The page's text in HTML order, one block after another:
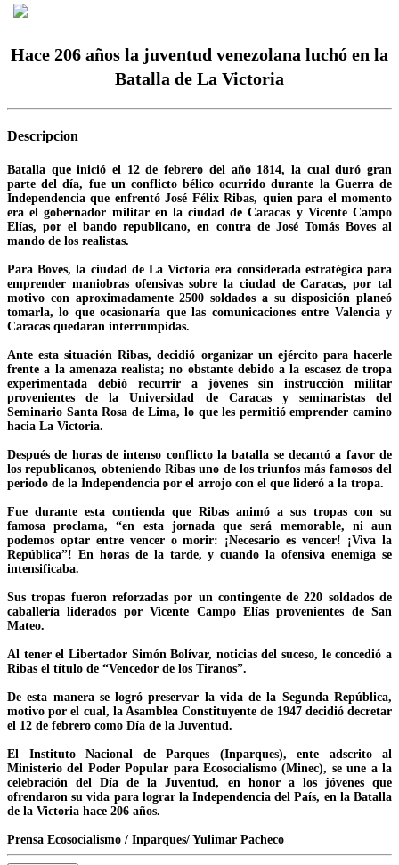
Hace 206 años la juventud venezolana luchó en la
Batalla de La Victoria
Descripcion
Batalla que inició el 12 de febrero del año 1814, la cual duró gran
parte del día, fue un conflicto bélico ocurrido durante la Guerra de
Independencia que enfrentó José Félix Ribas, quien para el momento
era el gobernador militar en la ciudad de Caracas y Vicente Campo
Elías, por el bando republicano, en contra de José Tomás Boves al
mando de los realistas.
Para Boves, la ciudad de La Victoria era considerada estratégica para
emprender maniobras ofensivas sobre la ciudad de Caracas, por tal
motivo con aproximadamente 2500 soldados a su disposición planeó
tomarla, lo que ocasionaría que las comunicaciones entre Valencia y
Caracas quedaran interrumpidas.
Ante esta situación Ribas, decidió organizar un ejército para hacerle
frente a la amenaza realista; no obstante debido a la escasez de tropa
experimentada debió recurrir a jóvenes sin instrucción militar
provenientes de la Universidad de Caracas y seminaristas del
Seminario Santa Rosa de Lima, lo que les permitió emprender camino
hacia La Victoria.
Después de horas de intenso conflicto la batalla se decantó a favor de
los republicanos, obteniendo Ribas uno de los triunfos más famosos del
periodo de la Independencia por el arrojo con el que lideró a la tropa.
Fue durante esta contienda que Ribas animó a sus tropas con su
famosa proclama, “en esta jornada que será memorable, ni aun
podemos optar entre vencer o morir: ¡Necesario es vencer! ¡Viva la
República”! En horas de la tarde, y cuando la ofensiva enemiga se
intensificaba.
Sus tropas fueron reforzadas por un contingente de 220 soldados de
caballería liderados por Vicente Campo Elías provenientes de San
Mateo.
Al tener el Libertador Simón Bolívar, noticias del suceso, le concedió a
Ribas el título de “Vencedor de los Tiranos”.
De esta manera se logró preservar la vida de la Segunda República,
motivo por el cual, la Asamblea Constituyente de 1947 decidió decretar
el 12 de febrero como Día de la Juventud.
El Instituto Nacional de Parques (Inparques), ente adscrito al
Ministerio del Poder Popular para Ecosocialismo (Minec), se une a la
celebración del Día de la Juventud, en honor a los jóvenes que
ofrendaron su vida para lograr la Independencia del País, en la Batalla
de la Victoria hace 206 años.
Prensa Ecosocialismo / Inparques/ Yulimar Pacheco